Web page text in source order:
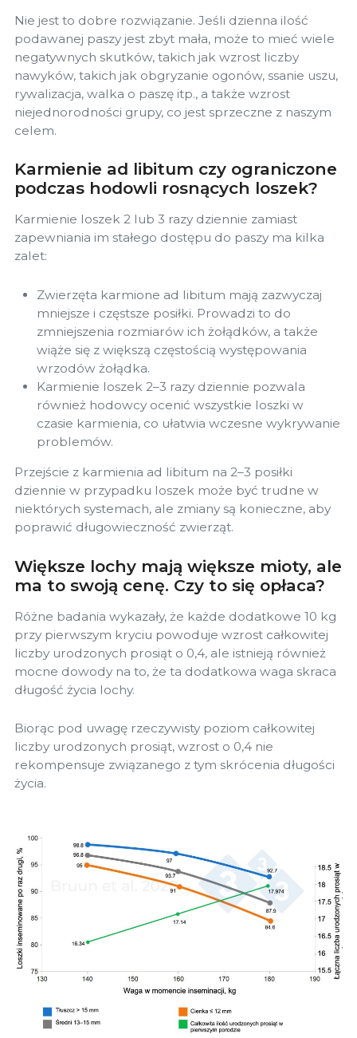
Nie jest to dobre rozwiązanie. Jeśli dzienna ilość
podawanej paszy jest zbyt mała, może to mieć wiele
negatywnych skutków, takich jak wzrost liczby
nawyków, takich jak obgryzanie ogonów, ssanie uszu,
rywalizacja, walka o paszę itp., a także wzrost
niejednorodności grupy, co jest sprzeczne z naszym
celem.
Karmienie ad libitum czy ograniczone
podczas hodowli rosnących loszek?
Karmienie loszek 2 lub 3 razy dziennie zamiast
zapewniania im stałego dostępu do paszy ma kilka
zalet:
Zwierzęta karmione ad libitum mają zazwyczaj
mniejsze i częstsze posiłki. Prowadzi to do
zmniejszenia rozmiarów ich żołądków, a także
wiąże się z większą częstością występowania
wrzodów żołądka.
Karmienie loszek 2–3 razy dziennie pozwala
również hodowcy ocenić wszystkie loszki w
czasie karmienia, co ułatwia wczesne wykrywanie
problemów.
Przejście z karmienia ad libitum na 2–3 posiłki
dziennie w przypadku loszek może być trudne w
niektórych systemach, ale zmiany są konieczne, aby
poprawić długowieczność zwierząt.
Większe lochy mają większe mioty, ale
ma to swoją cenę. Czy to się opłaca?
Różne badania wykazały, że każde dodatkowe 10 kg
przy pierwszym kryciu powoduje wzrost całkowitej
liczby urodzonych prosiąt o 0,4, ale istnieją również
mocne dowody na to, że ta dodatkowa waga skraca
długość życia lochy.
Biorąc pod uwagę rzeczywisty poziom całkowitej
liczby urodzonych prosiąt, wzrost o 0,4 nie
rekompensuje związanego z tym skrócenia długości
życia.